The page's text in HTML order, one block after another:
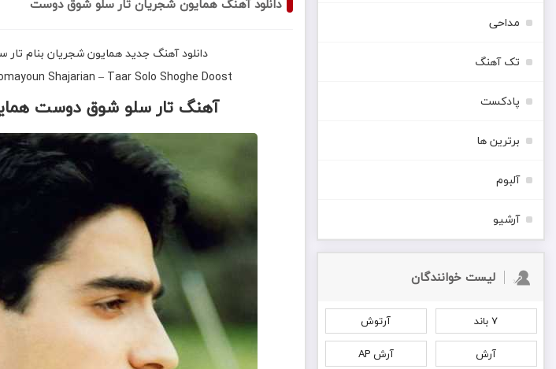
دانلود آهنگ جدیدهمایون شجریان بنام
Shajarian– Taar Solo Shoghe Doost
آهنگ تار سلو شوق دوست
مداحی
تک آهنگ
پادکست
برترین ها
آلبوم
آرشیو
لیست خوانندگان
۷ باند
آرتوش
آرش
آرش AP